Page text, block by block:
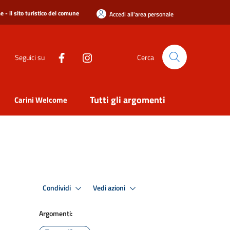
- il sito turistico del comune Accedi all'area personale
Seguici su Cerca
Carini Welcome Tutti gli argomenti
Condividi Vedi azioni
Argomenti: